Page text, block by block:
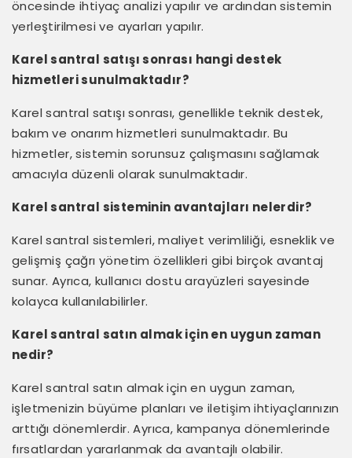
öncesinde ihtiyaç analizi yapılır ve ardından sistemin
yerleştirilmesi ve ayarları yapılır.
Karel santral satışı sonrası hangi destek
hizmetleri sunulmaktadır?
Karel santral satışı sonrası, genellikle teknik destek,
bakım ve onarım hizmetleri sunulmaktadır. Bu
hizmetler, sistemin sorunsuz çalışmasını sağlamak
amacıyla düzenli olarak sunulmaktadır.
Karel santral sisteminin avantajları nelerdir?
Karel santral sistemleri, maliyet verimliliği, esneklik ve
gelişmiş çağrı yönetim özellikleri gibi birçok avantaj
sunar. Ayrıca, kullanıcı dostu arayüzleri sayesinde
kolayca kullanılabilirler.
Karel santral satın almak için en uygun zaman
nedir?
Karel santral satın almak için en uygun zaman,
işletmenizin büyüme planları ve iletişim ihtiyaçlarınızın
arttığı dönemlerdir. Ayrıca, kampanya dönemlerinde
fırsatlardan yararlanmak da avantajlı olabilir.